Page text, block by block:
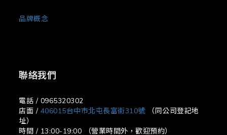
品牌概念
聯絡我們
電話 / 0965320302
店面 / 406015台中市北屯長富街310號（同公司登記地
址）
時間 / 13:00-19:00 （營業時間外，歡迎預約）